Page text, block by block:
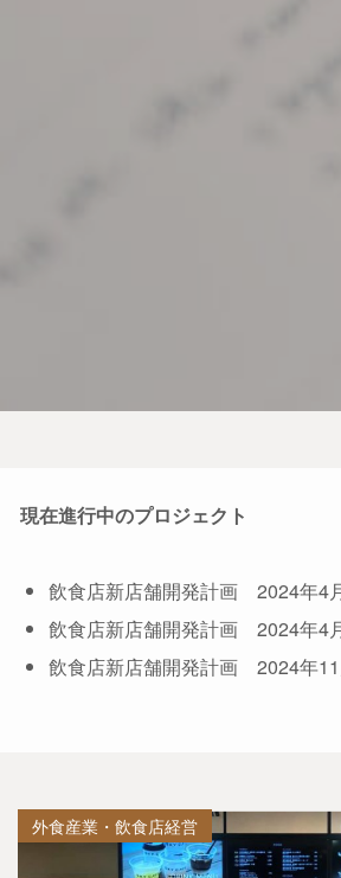
現在進行中のプロジェクト
飲食店新店舗開発計画 2024年4
飲食店新店舗開発計画 2024年4
飲食店新店舗開発計画 2024年
外食産業・飲食店経営